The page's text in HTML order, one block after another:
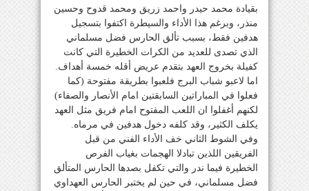
بقيادة محمد حيدر واحمد زريق ومحمد قدوح وحسين
منذر، وبرغم هذا الأداء والسيطرة اكتفوا بتسجيل
هدفين فقط، بسبب تألق الحارس فضل مسلماني
الذي تصدى للعديد من الكرات الخطيرة التي كانت
كفيلة بخروج العهد بتقدم عريض أقله خمسة أهداف.
اما لاعبو شباب البرج فلعبوا بطريقة مفتوحة (كما
فعلوا في المباراتين السابقتين امام الأنصار والصفاء)
لكنهم أغفلوا ان اللعب المفتوح امام فريق مثل العهد
يكلف الكثير، وقد كلفه دخول هدفين في مرماه.
وفي الشوط الثاني خف الأداء الفني من قبل
الفريقين اللذين تبادلا الهجمات بغياب الفرص
الخطيرة فيما ندر والتي تكفل بصدها الحارس المتألق
فضل مسلماني، في حين لم يختبر الحارس العهداوي